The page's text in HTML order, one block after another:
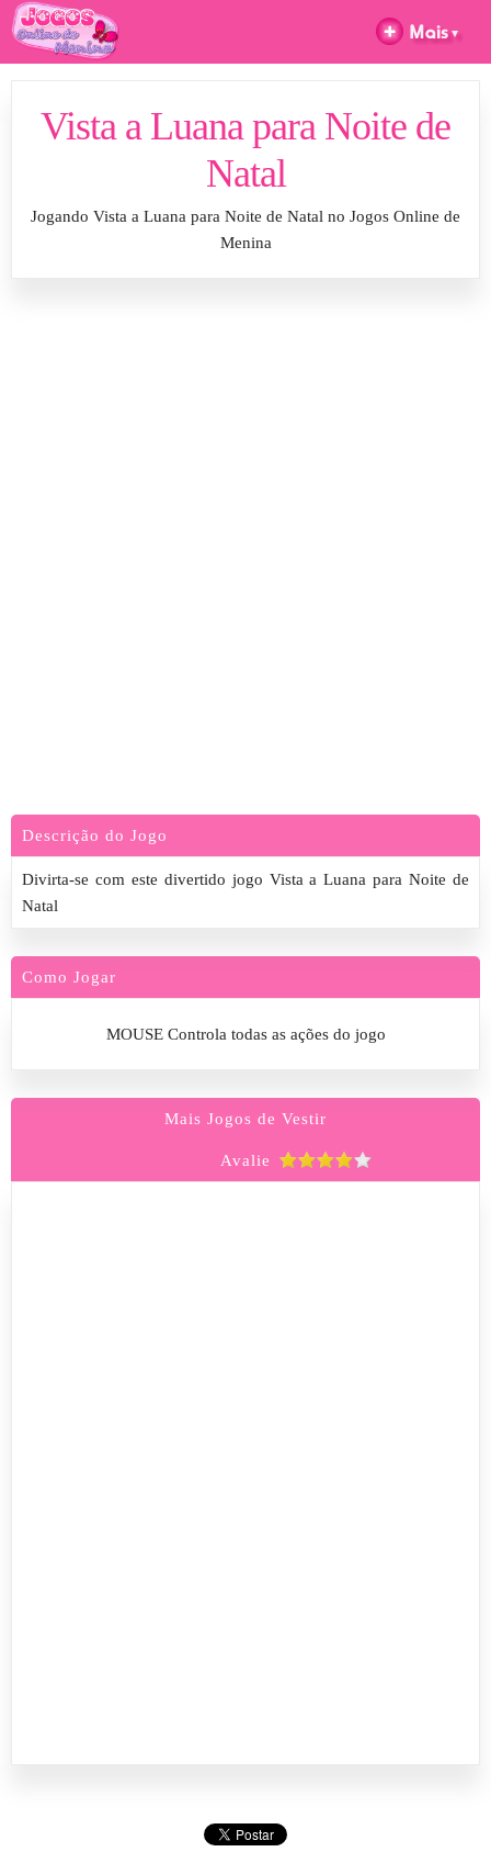
Vista a Luana para Noite de
Natal
Jogando Vista a Luana para Noite de Natal no Jogos Online de
Menina
Descrição do Jogo
Divirta-se com este divertido jogo Vista a Luana para Noite de
Natal
Como Jogar
MOUSE Controla todas as ações do jogo
Mais Jogos de Vestir
Avalie